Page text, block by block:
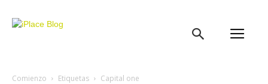
Comienzo Etiquetas Capital one